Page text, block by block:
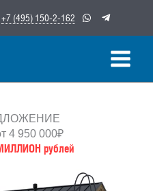
+7 (495) 150-2-162
4 950 000₽
рублей